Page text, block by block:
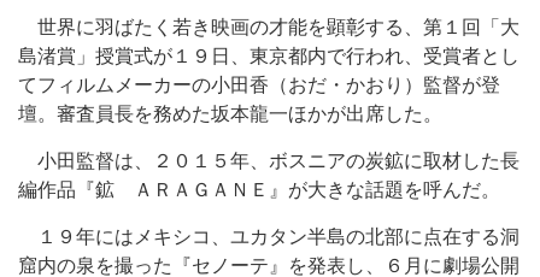
世界に羽ばたく若き映画の才能を顕彰する、第１回「大
島渚賞」授賞式が１９日、東京都内で行われ、受賞者とし
てフィルムメーカーの小田香（おだ・かおり）監督が登
壇。審査員長を務めた坂本龍一ほかが出席した。
小田監督は、２０１５年、ボスニアの炭鉱に取材した長
編作品『鉱 ＡＲＡＧＡＮＥ』が大きな話題を呼んだ。
１９年にはメキシコ、ユカタン半島の北部に点在する洞
窟内の泉を撮った『セノーテ』を発表し、６月に劇場公開